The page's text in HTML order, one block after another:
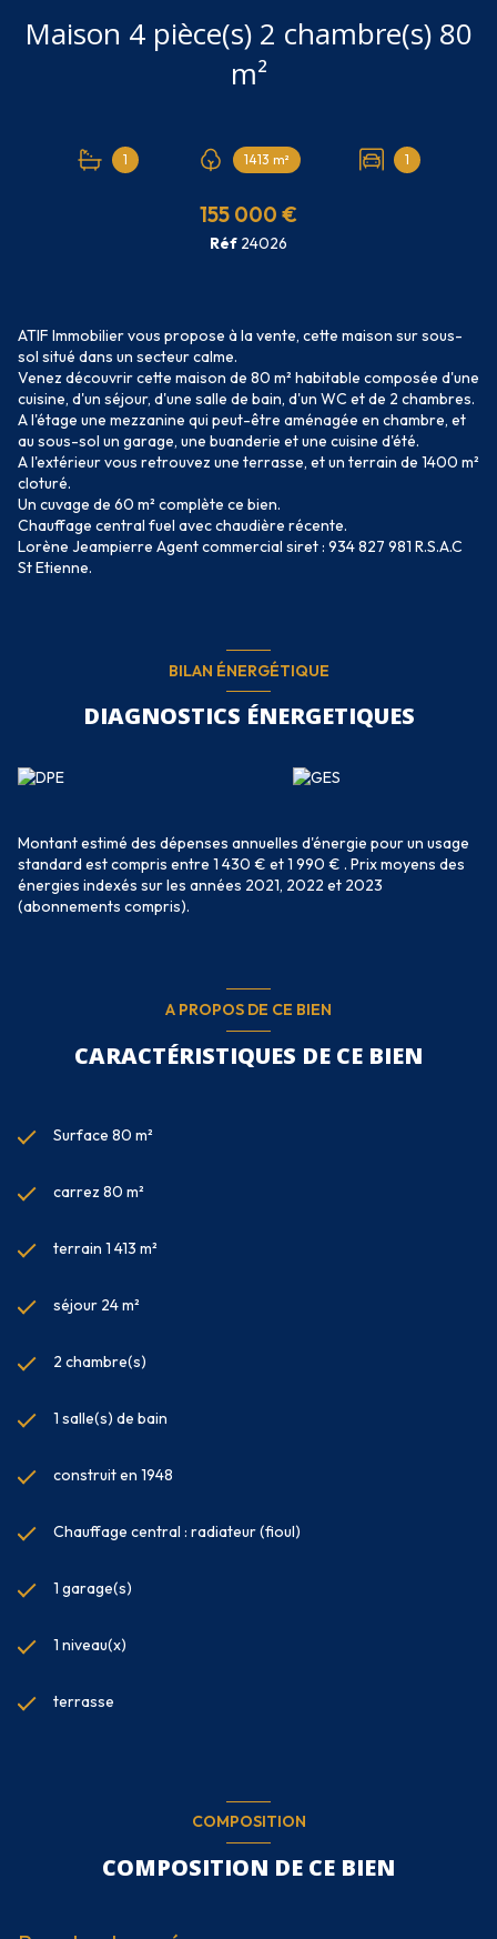
Maison 4 pièce(s) 2 chambre(s) 80
m²
1 1413 m² 1
155 000 €
Réf 24026
ATIF Immobilier vous propose à la vente, cette maison sur sous-
sol situé dans un secteur calme.
Venez découvrir cette maison de 80 m² habitable composée d'une
cuisine, d'un séjour, d'une salle de bain, d'un WC et de 2 chambres.
A l'étage une mezzanine qui peut-être aménagée en chambre, et
au sous-sol un garage, une buanderie et une cuisine d'été.
A l'extérieur vous retrouvez une terrasse, et un terrain de 1400 m²
cloturé.
Un cuvage de 60 m² complète ce bien.
Chauffage central fuel avec chaudière récente.
Lorène Jeampierre Agent commercial siret : 934 827 981 R.S.A.C
St Etienne.
BILAN ÉNERGÉTIQUE
DIAGNOSTICS ÉNERGETIQUES
Montant estimé des dépenses annuelles d'énergie pour un usage
standard est compris entre 1 430 € et 1 990 € . Prix moyens des
énergies indexés sur les années 2021, 2022 et 2023
(abonnements compris).
A PROPOS DE CE BIEN
CARACTÉRISTIQUES DE CE BIEN
Surface 80 m²
carrez 80 m²
terrain 1 413 m²
séjour 24 m²
2 chambre(s)
1 salle(s) de bain
construit en 1948
Chauffage central : radiateur (fioul)
1 garage(s)
1 niveau(x)
terrasse
COMPOSITION
COMPOSITION DE CE BIEN